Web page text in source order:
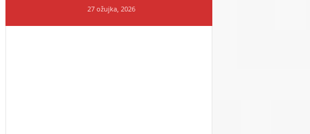
27 ožujka, 2026